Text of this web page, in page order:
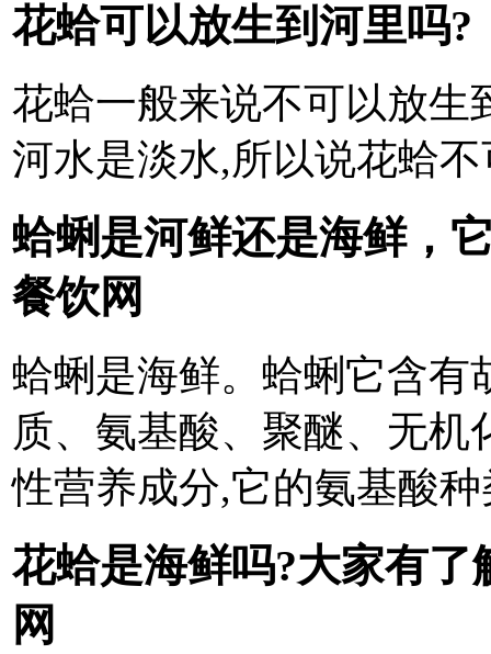
花蛤可以放生到河里吗?
花蛤一般来说不可以放生
河水是淡水,所以说花蛤
蛤蜊是河鲜还是海鲜，
餐饮网
蛤蜊是海鲜。蛤蜊它含有
质、氨基酸、聚醚、无
性营养成分,它的氨基酸
花蛤是海鲜吗?大家有
网